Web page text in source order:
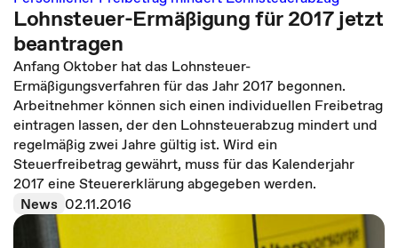
Lohnsteuer-Ermäßigung für 2017 jetzt
beantragen
Anfang Oktober hat das Lohnsteuer-
Ermäßigungsverfahren für das Jahr 2017 begonnen.
Arbeitnehmer können sich einen individuellen Freibetrag
eintragen lassen, der den Lohnsteuerabzug mindert und
regelmäßig zwei Jahre gültig ist. Wird ein
Steuerfreibetrag gewährt, muss für das Kalenderjahr
2017 eine Steuererklärung abgegeben werden.
News 02.11.2016